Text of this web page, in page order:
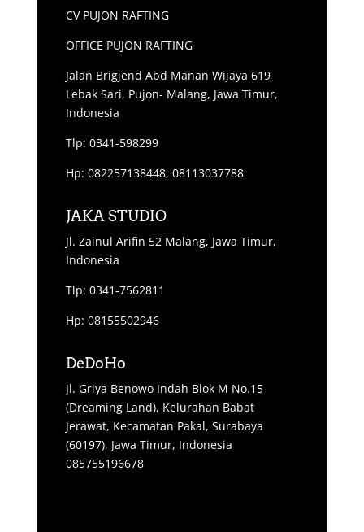
CV PUJON RAFTING
OFFICE PUJON RAFTING
Jalan Brigjend Abd Manan Wijaya 619
Lebak Sari, Pujon- Malang, Jawa Timur,
Indonesia
Tlp: 0341-598299
Hp: 082257138448, 08113037788
JAKA STUDIO
Jl. Zainul Arifin 52 Malang, Jawa Timur,
Indonesia
Tlp: 0341-7562811
Hp: 08155502946
DeDoHo
Jl. Griya Benowo Indah Blok M No.15
(Dreaming Land), Kelurahan Babat
Jerawat, Kecamatan Pakal, Surabaya
(60197), Jawa Timur, Indonesia
085755196678